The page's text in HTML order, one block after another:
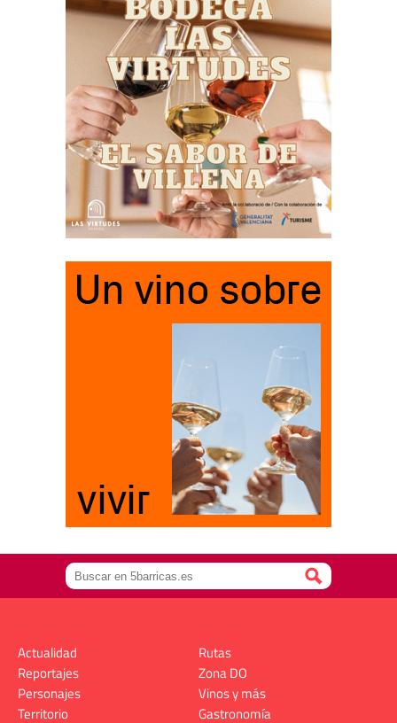
Actualidad
Reportajes
Personajes
Territorio
Rutas
Zona DO
Vinos y más
Gastronomía